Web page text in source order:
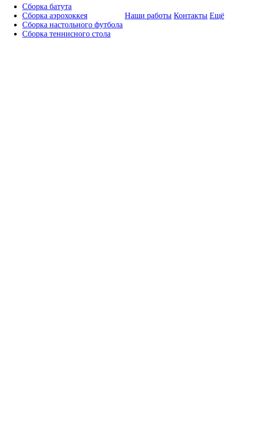
Сборка батута
Сборка аэрохоккея
Сборка настольного футбола
Сборка теннисного стола
Наши работы Контакты Ещё